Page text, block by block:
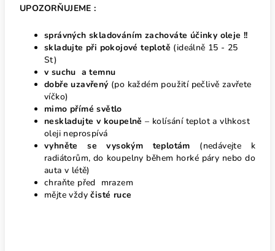
UPOZORŇUJEME :
správných skladováním zachováte účinky oleje !!
skladujte při pokojové teplotě (ideálně 15 - 25
St)
v suchu a temnu
dobře uzavřený (po každém použití pečlivě zavřete
víčko)
mimo přímé světlo
neskladujte v koupelně – kolísání teplot a vlhkost
oleji neprospívá
vyhněte se vysokým teplotám
(nedávejte k
radiátorům, do koupelny během horké páry nebo do
auta v létě)
chraňte před mrazem
mějte vždy čisté ruce